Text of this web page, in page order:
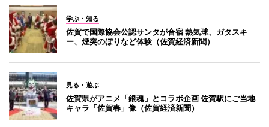
学ぶ・知る
佐賀で国際協会公認サンタが合宿 熱気球、ガタスキ
ー、煙突のぼりなど体験（佐賀経済新聞）
見る・遊ぶ
佐賀県がアニメ「銀魂」とコラボ企画 佐賀駅にご当地
キャラ「佐賀春」像（佐賀経済新聞）